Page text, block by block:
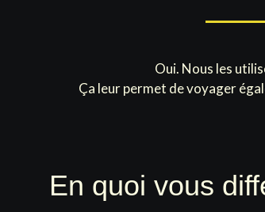
Oui. Nous les
Ça leur permet de voyager
En quoi vous